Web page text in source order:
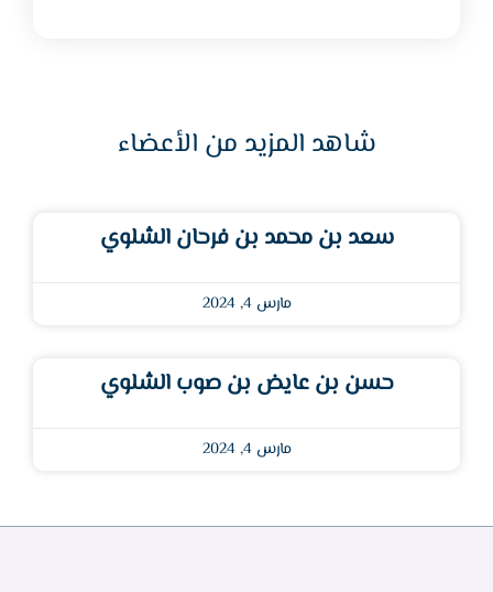
شاهد المزيد من الأعضاء
سعد بن محمد بن فرحان الشلوي
مارس 4, 2024
حسن بن عايض بن صوب الشلوي
مارس 4, 2024